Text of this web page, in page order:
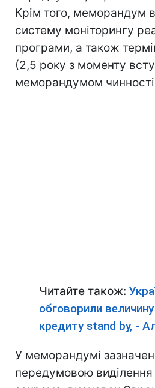
Крім того, меморандум
систему моніторингу
програми, а також термін
(2,5 року з моменту
меморандумом
Читайте також:
обговорили
кредиту stand by, -
У меморандумі
передумовою виділення